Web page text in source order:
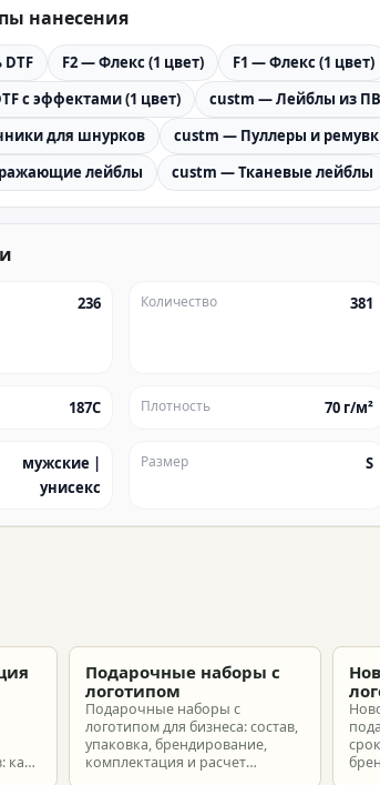
нанесения
F2 — Флекс (1 цвет) F1 — Флекс (1 цвет)
с эффектами (1 цвет)
custm — Лейблы из
для шнурков
custm — Пуллеры и
лейблы
custm — Тканевые лейблы
236 Количество 381
187C Плотность 70 г/м²
мужские |
унисекс
Размер S
как
Подарочные наборы с
логотипом
Подарочные наборы с
логотипом для бизнеса: состав,
упаковка, брендирование,
комплектация и расчет